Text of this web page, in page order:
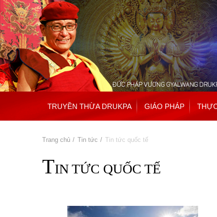
TRUYỀN THỪA DRUKPA GIÁO PHÁP
Trang chủ » Tin tức » Tin tức quốc tế
TIN TỨC QUỐC TẾ